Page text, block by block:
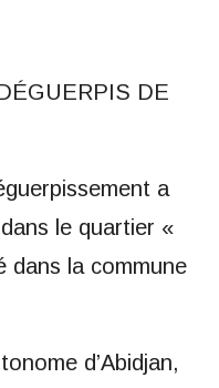
DE
a
le quartier «
dans la commune
d’Abidjan,